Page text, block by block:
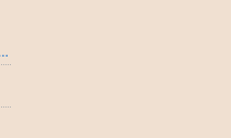
【公式】横浜市都筑のタイ古式マッサージ＋αサロンニルバーナ